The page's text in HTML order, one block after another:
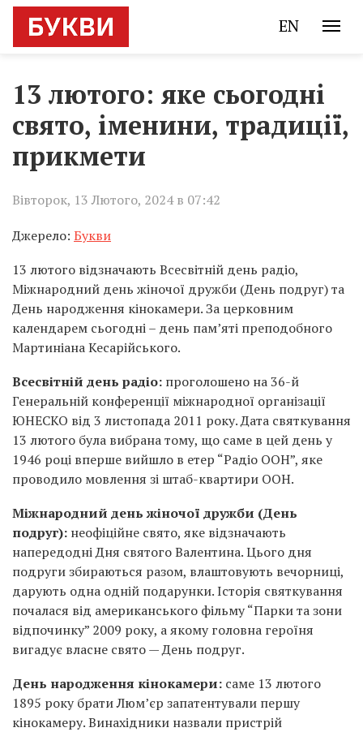
EN
13 лютого: яке сьогодні
свято, іменини, традиції,
прикмети
Вівторок, 13 Лютого, 2024 в 07:42
Джерело: Букви
13 лютого відзначають Всесвітній день радіо,
Міжнародний день жіночої дружби (День подруг) та
День народження кінокамери. За церковним
календарем сьогодні – день пам’яті преподобного
Мартиніана Кесарійського.
Всесвітній день радіо: проголошено на 36-й
Генеральній конференції міжнародної організації
ЮНЕСКО від 3 листопада 2011 року. Дата святкування
13 лютого була вибрана тому, що саме в цей день у
1946 році вперше вийшло в етер “Радіо ООН”, яке
проводило мовлення зі штаб-квартири ООН.
Міжнародний день жіночої дружби (День
подруг): неофіційне свято, яке відзначають
напередодні Дня святого Валентина. Цього дня
подруги збираються разом, влаштовують вечорниці,
дарують одна одній подарунки. Історія святкування
почалася від американського фільму “Парки та зони
відпочинку” 2009 року, а якому головна героїня
вигадує власне свято — День подруг.
День народження кінокамери: саме 13 лютого
1895 року брати Люм’єр запатентували першу
кінокамеру. Винахідники назвали пристрій